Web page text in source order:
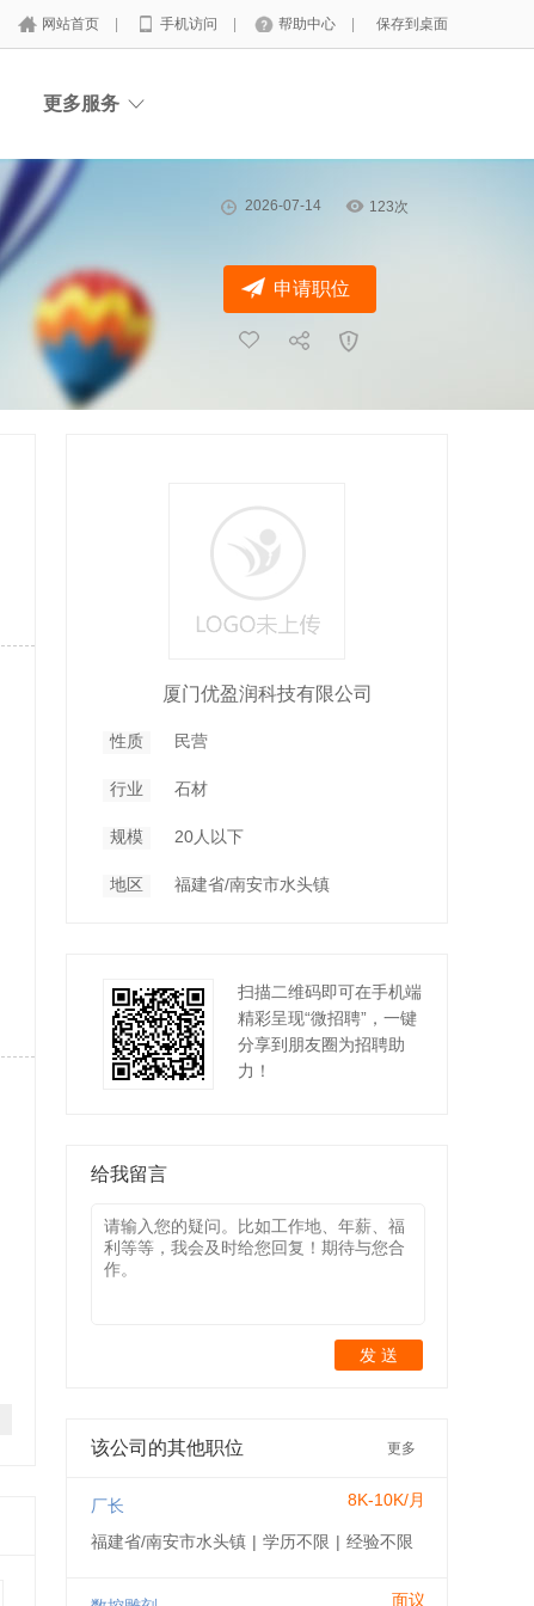
网站首页 手机访问 帮助中心 保存到桌面
更多服务
2026-07-14 123次
申请职位
厦门优盈润科技有限公司
性质 民营
行业 石材
规模 20人以下
地区 福建省/南安市水头镇
扫描二维码即可在手机端
精彩呈现“微招聘”，一键
分享到朋友圈为招聘助
力！
给我留言
发 送
该公司的其他职位 更多
厂长 8K-10K/月
福建省/南安市水头镇 | 学历不限 | 经验不限
面议